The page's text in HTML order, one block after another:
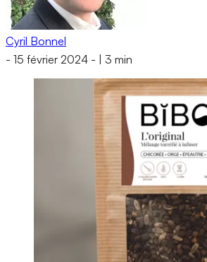
Cyril Bonnel
- 15 février 2024 - 3 min